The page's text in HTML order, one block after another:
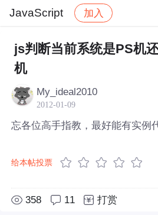
JavaScript 加入
社区 JavaScript 帖子详情
js判断当前系统是PS机
机
My_ideal2010
2012-01-09
忘各位高手指教，最好能有实例
给本帖投票
358 11 打赏